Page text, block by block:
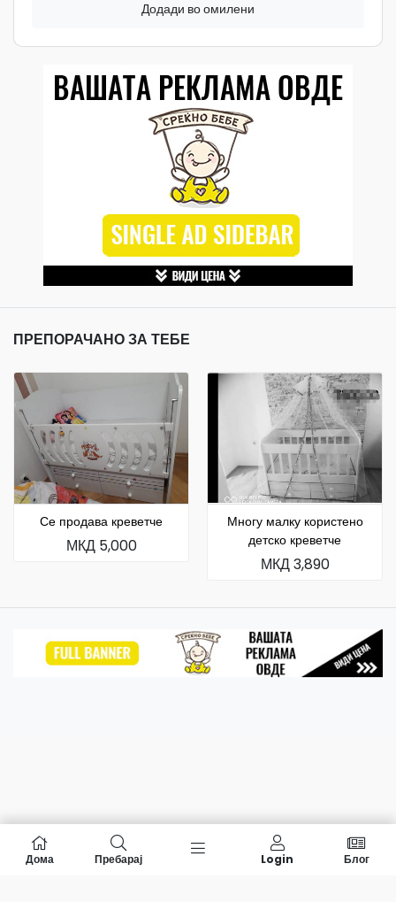
Додади во омилени
ПРЕПОРАЧАНО ЗА ТЕБЕ
Се продава креветче
МКД 5,000
Многу малку користено
детско креветче
МКД 3,890
Дома Пребарај Login Блог